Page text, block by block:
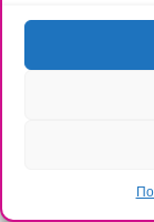
πρώτο μέρος
ορισμοί της
αποτυχίας.
έμφαση
αξιοπιστία ς
μέρος